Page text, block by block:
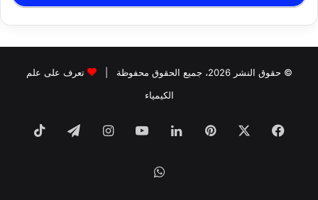
© حقوق النشر 2026، جميع الحقوق محفوظة |
تعرف على علم
الكيمياء
فيسبوك بينتيريستلينكدإن‫YouTubeانستقرامتيلقرام
واتساب